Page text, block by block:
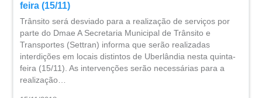
feira (15/11)
Trânsito será desviado para a realização de serviços por
parte do Dmae A Secretaria Municipal de Trânsito e
Transportes (Settran) informa que serão realizadas
interdições em locais distintos de Uberlândia nesta quinta-
feira (15/11). As intervenções serão necessárias para a
realização…